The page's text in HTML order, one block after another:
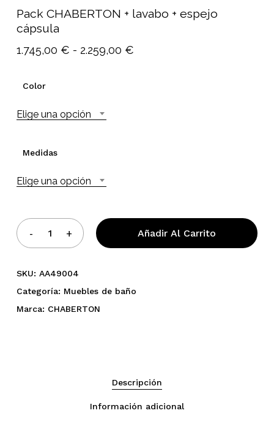
Pack CHABERTON + lavabo + espejo
cápsula
1.745,00 € - 2.259,00 €Rango
Color
Elige una opción
Medidas
Elige una opción
Añadir Al Carrito
SKU: AA49004
Categoría: Muebles de baño
Marca: CHABERTON
Descripción
Información adicional